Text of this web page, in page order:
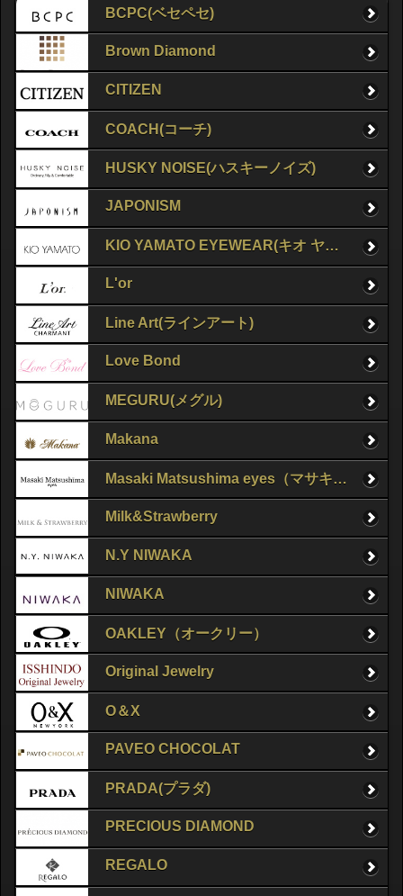
BCPC(ベセペセ)
Brown Diamond
CITIZEN
COACH(コーチ)
HUSKY NOISE(ハスキーノイズ)
JAPONISM
KIO YAMATO EYEWEAR(キオ ヤマト アイウェア)
L'or
Line Art(ラインアート)
Love Bond
MEGURU(メグル)
Makana
Masaki Matsushima eyes（マサキマツシマ）
Milk&Strawberry
N.Y NIWAKA
NIWAKA
OAKLEY（オークリー）
Original Jewelry
O＆X
PAVEO CHOCOLAT
PRADA(プラダ)
PRECIOUS DIAMOND
REGALO